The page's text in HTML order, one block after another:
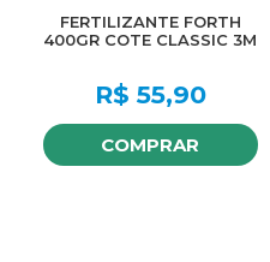
FERTILIZANTE FORTH
400GR COTE CLASSIC 3M
R$ 55,90
COMPRAR